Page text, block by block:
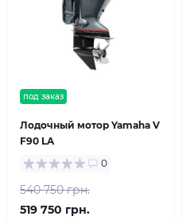
под заказ
Лодочный мотор Yamaha V
F90 LA
0
540 750 грн.
519 750 грн.